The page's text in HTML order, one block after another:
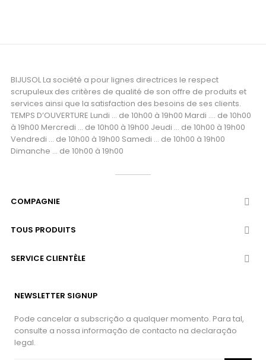
BIJUSOL La société a pour lignes directrices le respect
scrupuleux des critères de qualité de son offre de produits et
services ainsi que la satisfaction des besoins de ses clients.
TEMPS D’OUVERTURE Lundi ... de 10h00 à 19h00 Mardi .... de 10h00
à 19h00 Mercredi ... de 10h00 à 19h00 Jeudi ... de 10h00 à 19h00
Vendredi ... de 10h00 à 19h00 Samedi ... de 10h00 à 19h00
Dimanche ... de 10h00 à 19h00
COMPAGNIE 
TOUS PRODUITS 
SERVICE CLIENTÈLE 
NEWSLETTER SIGNUP
Pode cancelar a subscrição a qualquer momento. Para tal,
consulte a nossa informação de contacto na declaração
legal.